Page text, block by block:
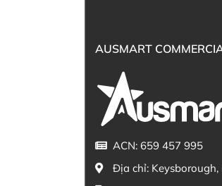
AUSMART
ACN: 659 457 995
Địa chỉ: